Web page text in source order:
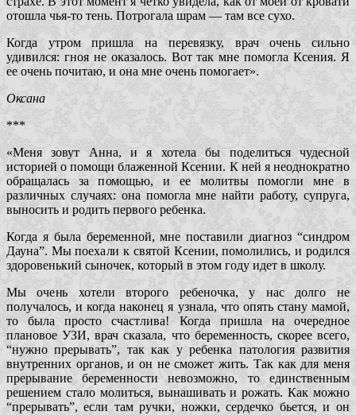
отошла чья-то тень. Потрогала шрам — там все сухо.
Когда утром пришла на перевязку, врач очень сильно
удивился: гноя не оказалось. Вот так мне помогла Ксения. Я
ее очень почитаю, и она мне очень помогает».
Оксана
***
«Меня зовут Анна, и я хотела бы поделиться чудесной
историей о помощи блаженной Ксении. К ней я неоднократно
обращалась за помощью, и ее молитвы помогли мне в
различных случаях: она помогла мне найти работу, супруга,
выносить и родить первого ребенка.
Когда я была беременной, мне поставили диагноз “синдром
Дауна”. Мы поехали к святой Ксении, помолились, и родился
здоровенький сыночек, который в этом году идет в школу.
Мы очень хотели второго ребеночка, у нас долго не
получалось, и когда наконец я узнала, что опять стану мамой,
то была просто счастлива! Когда пришла на очередное
плановое УЗИ, врач сказала, что беременность, скорее всего,
“нужно прерывать”, так как у ребенка патология развития
внутренних органов, и он не сможет жить. Так как для меня
прерывание беременности невозможно, то единственным
решением стало молиться, вынашивать и рожать. Как можно
“прерывать”, если там ручки, ножки, сердечко бьется, и он